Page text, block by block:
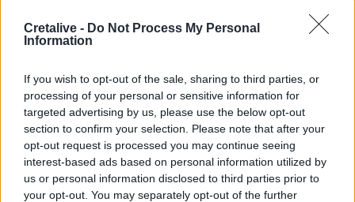
Cretalive - Do Not Process My Personal
Information
If you wish to opt-out of the sale, sharing to third parties, or
processing of your personal or sensitive information for
targeted advertising by us, please use the below opt-out
section to confirm your selection. Please note that after your
opt-out request is processed you may continue seeing
interest-based ads based on personal information utilized by
us or personal information disclosed to third parties prior to
your opt-out. You may separately opt-out of the further
Δύο συλλήψεις για την υπόθεση του 72χρονου που είχε
βρεθεί νεκρός σε αυτοκίνητο στα Άνω Λιόσια
18:09
Ντύθηκε «Χάρος», ανέβηκε στην οροφή νοσοκομείου
και... σκόρπισε τον τρόμο
18:05
Γιώργος Σφακιανάκης: Η παρέμβαση για το
μεταναστευτικό με φόντο τη Θέουτα